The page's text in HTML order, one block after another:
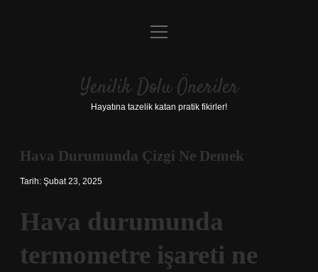
Anasayfa
Yasal Uyarı
menüyü
Yenilik Dolu Öneriler
Hayatına tazelik katan pratik fikirler!
Hava Durumunda Çizgi Ne Demek
Tarih: Şubat 23, 2025
Hava durumunda
termometre işareti ne